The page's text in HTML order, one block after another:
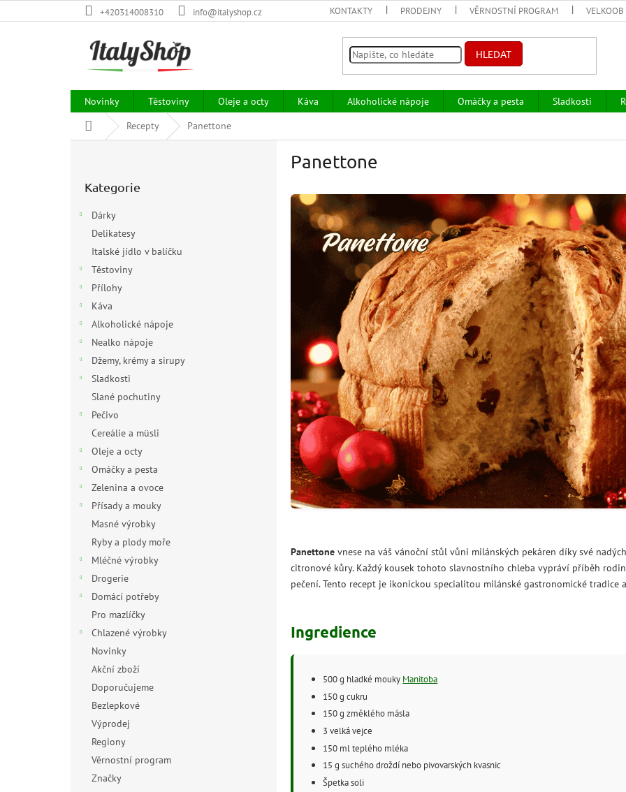
na
+420314008310 info@italyshop.cz KONTAKTY PRODEJNY VĚRNOSTNÍ PROGRAM
HLEDAT
Novinky Těstoviny Oleje a octy Káva Alkoholické nápoje Omáčky a pesta Sladkosti
Domů
Recepty Panettone
kategorie
Kategorie
Dárky
Delikatesy
Italské jídlo v balíčku
Těstoviny
Přílohy
Káva
Alkoholické nápoje
Nealko nápoje
Džemy, krémy a sirupy
Sladkosti
Slané pochutiny
Pečivo
Cereálie a müsli
Oleje a octy
Omáčky a pesta
Zelenina a ovoce
Přísady a mouky
Masné výrobky
Ryby a plody moře
Mléčné výrobky
Drogerie
Domácí potřeby
Pro mazlíčky
Chlazené výrobky
Novinky
Akční zboží
Doporučujeme
Bezlepkové
Výprodej
Regiony
Věrnostní program
Značky
Panettone
Panettonevnese na váš vánoční stůl vůni milánských pekáren díky své
citronové kůry. Každý kousek tohoto slavnostního chleba vypráví příběh
pečení. Tento recept je ikonickou specialitou milánské gastronomické tradice
Ingredience
500 g hladké mouky Manitoba
150 g cukru
150 g změklého másla
3 velká vejce
150 ml teplého mléka
15 g suchého droždí nebo pivovarských kvasnic
Špetka soli